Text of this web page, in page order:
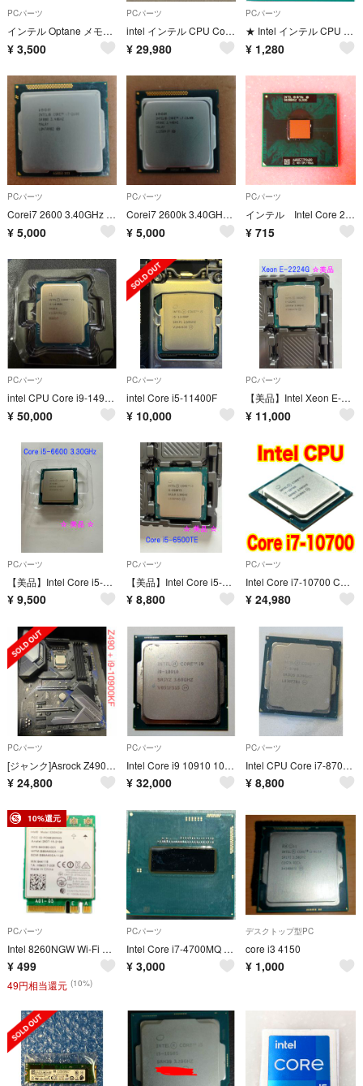
PCパーツ
インテル Optane メモリ M10❖16GB 2枚セット 都合32GB
¥ 3,500
PCパーツ
intel インテル CPU Core i5 14500T i5-14500T
¥ 29,980
PCパーツ
★ Intel インテル CPU Core i5-4310M 2.7GHz SR1L2 No.6c80 ★
¥ 1,280
PCパーツ
Corei7 2600 3.40GHz SR00B
¥ 5,000
PCパーツ
Corei7 2600k 3.40GHz SR00C
¥ 5,000
PCパーツ
インテル Intel Core 2 Duo P8600 動作確認済み ジャンク
¥ 715
PCパーツ
intel CPU Core i9-14900K
¥ 50,000
PCパーツ
intel Core i5-11400F
¥ 10,000
PCパーツ
【美品】Intel Xeon E-2224G CPU (3.50GHz)
¥ 11,000
PCパーツ
【美品】Intel Core i5-6600 CPU (3.30GHz)
¥ 9,500
PCパーツ
【美品】Intel Core i5-6500TE CPU (2.30GHz)
¥ 8,800
PCパーツ
Intel Core i7-10700 CPU 本体 LGA1200 テスト済！
¥ 24,980
PCパーツ
[ジャンク]Asrock Z490 Extreme 4 +Intel core i9-10900KFセット
¥ 24,800
PCパーツ
Intel Core i9 10910 10Core/20Thread 3.60GHz
¥ 32,000
PCパーツ
Intel CPU Core i7-8700 3.2GHz 動作品 ①
¥ 8,800
10%還元
PCパーツ
Intel 8260NGW Wi-Fi Bluetooth 無線LANカード
¥ 499
49円相当還元 (10%)
PCパーツ
Intel Core i7-4700MQ SR15H
¥ 3,000
デスクトップ型PC
core i3 4150
¥ 1,000